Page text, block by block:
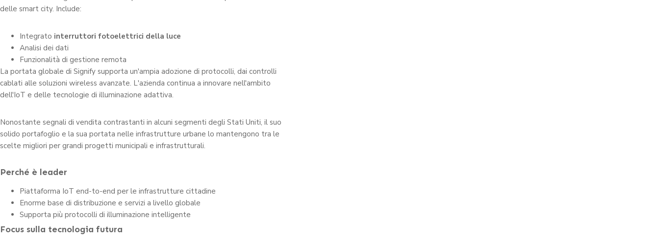
delle smart city. Include:
Integrato interruttori fotoelettrici della luce
Analisi dei dati
Funzionalità di gestione remota
La portata globale di Signify supporta un'ampia adozione di protocolli, dai controlli
cablati alle soluzioni wireless avanzate. L'azienda continua a innovare nell'ambito
dell'IoT e delle tecnologie di illuminazione adattiva.
Nonostante segnali di vendita contrastanti in alcuni segmenti degli Stati Uniti, il suo
solido portafoglio e la sua portata nelle infrastrutture urbane lo mantengono tra le
scelte migliori per grandi progetti municipali e infrastrutturali.
Perché è leader
Piattaforma IoT end-to-end per le infrastrutture cittadine
Enorme base di distribuzione e servizi a livello globale
Supporta più protocolli di illuminazione intelligente
Focus sulla tecnologia futura